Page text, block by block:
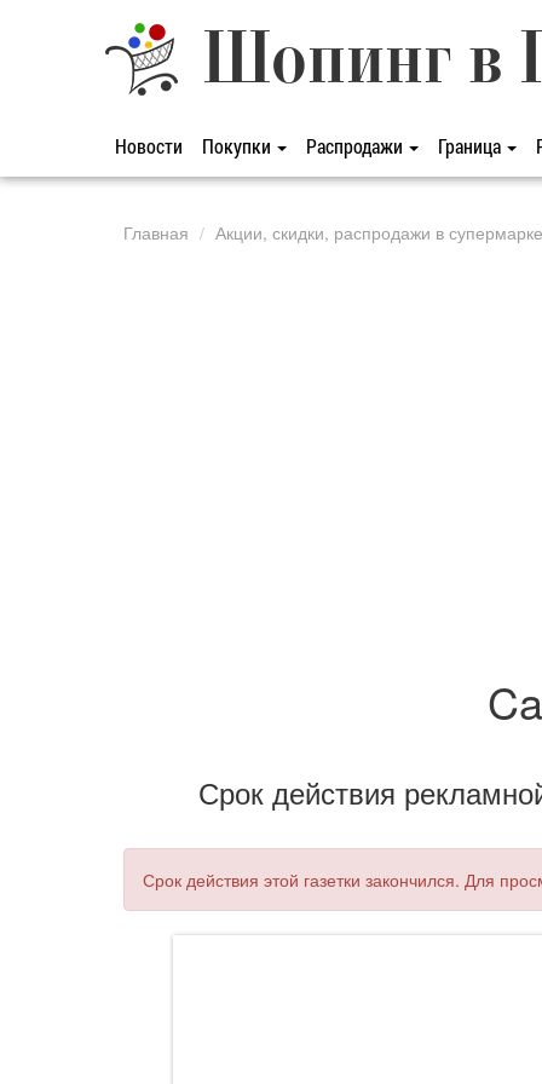
Шопинг в
Новости Покупки Распродажи Граница
Главная Акции, скидки, распродажи в
Срок действия
Срок действия этой газетки закончился. Для